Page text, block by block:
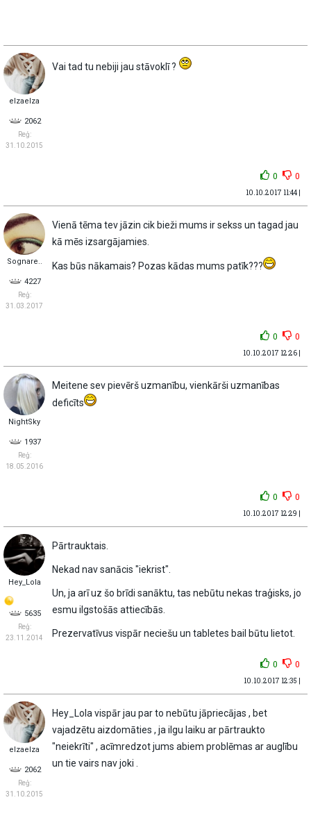
elzaelza
2062
Reģ:
31.10.2015
Vai tad tu nebiji jau stāvoklī ?
0 0
10.10.2017 11:44 |
Sognare..
4227
Reģ:
31.03.2017
Vienā tēma tev jāzin cik bieži mums ir sekss un tagad jau
kā mēs izsargājamies.
Kas būs nākamais? Pozas kādas mums patīk???
0 0
10.10.2017 12:26 |
NightSky
1937
Reģ:
18.05.2016
Meitene sev pievērš uzmanību, vienkārši uzmanības
deficīts
0 0
10.10.2017 12:29 |
Hey_Lola
5635
Reģ:
23.11.2014
Pārtrauktais.
Nekad nav sanācis "iekrist".
Un, ja arī uz šo brīdi sanāktu, tas nebūtu nekas traģisks, jo
esmu ilgstošās attiecībās.
Prezervatīvus vispār neciešu un tabletes bail būtu lietot.
0 0
10.10.2017 12:35 |
elzaelza
2062
Reģ:
31.10.2015
Hey_Lola vispār jau par to nebūtu jāpriecājas , bet
vajadzētu aizdomāties , ja ilgu laiku ar pārtraukto
"neiekrīti" , acīmredzot jums abiem problēmas ar auglību
un tie vairs nav joki .